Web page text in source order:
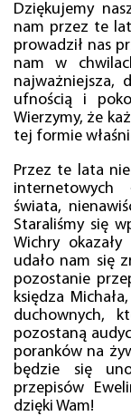
Dziękujemy
nam przez te
prowadził nas
nam w
najważniejsza,
ufnością i
Wierzymy, że
tej formie
Przez te lata
internetowych
świata,
Staraliśmy się
Wichry
udało nam się
pozostanie
księdza
duchownych,
pozostaną
poranków na
będzie się
przepisów
dzięki Wam!